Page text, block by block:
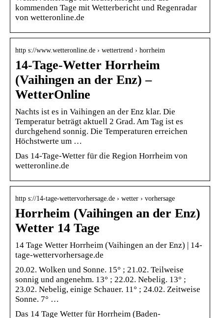
kommenden Tage mit Wetterbericht und Regenradar
von wetteronline.de
http s://www.wetteronline.de › wettertrend › horrheim
14-Tage-Wetter Horrheim
(Vaihingen an der Enz) –
WetterOnline
Nachts ist es in Vaihingen an der Enz klar. Die
Temperatur beträgt aktuell 2 Grad. Am Tag ist es
durchgehend sonnig. Die Temperaturen erreichen
Höchstwerte um …
Das 14-Tage-Wetter für die Region Horrheim von
wetteronline.de
http s://14-tage-wettervorhersage.de › wetter › vorhersage
Horrheim (Vaihingen an der Enz)
Wetter 14 Tage
14 Tage Wetter Horrheim (Vaihingen an der Enz) | 14-
tage-wettervorhersage.de
20.02. Wolken und Sonne. 15° ; 21.02. Teilweise
sonnig und angenehm. 13° ; 22.02. Nebelig. 13° ;
23.02. Nebelig, einige Schauer. 11° ; 24.02. Zeitweise
Sonne. 7° …
Das 14 Tage Wetter für Horrheim (Baden-